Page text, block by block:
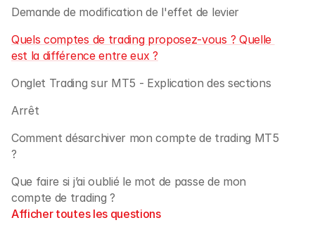
Demande de modification de l'effet de levier
Quels comptes de trading proposez-vous ? Quelle
est la différence entre eux ?
Onglet Trading sur MT5 - Explication des sections
Arrêt
Comment désarchiver mon compte de trading MT5
?
Que faire si j’ai oublié le mot de passe de mon
compte de trading ?
Afficher toutes les questions